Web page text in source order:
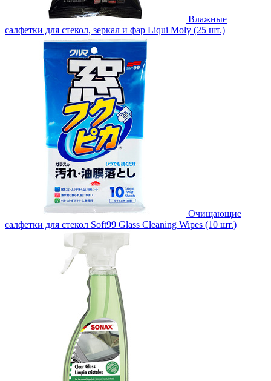
Влажные
салфетки для стекол, зеркал и фар Liqui Moly (25 шт.)
Очищающие
салфетки для стекол Soft99 Glass Cleaning Wipes (10 шт.)